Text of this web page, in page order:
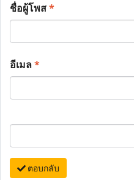
ชื่อผู้โพส*
อีเมล*
ตอบกลับ